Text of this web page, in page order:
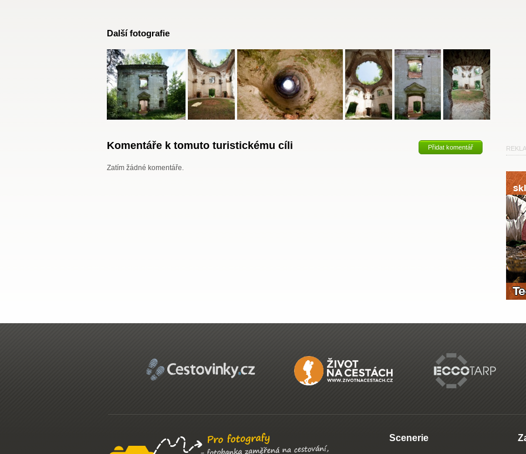
Další fotografie
Komentáře k tomuto turistickému cíli Přidat komentář
Zatím žádné komentáře.
Scenerie